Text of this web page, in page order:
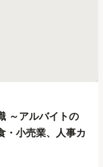
～アルバイトの
・小売業、人事カ